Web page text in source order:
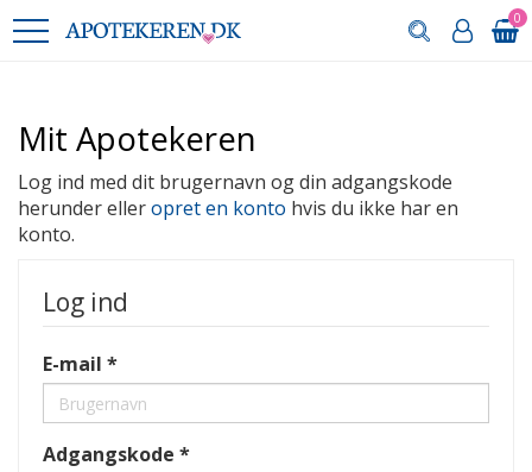
0
Mit Apotekeren
Log ind med dit brugernavn og din adgangskode
herunder elleropret en konto hvis du ikke har en
konto.
Log ind
E-mail
Adgangskode